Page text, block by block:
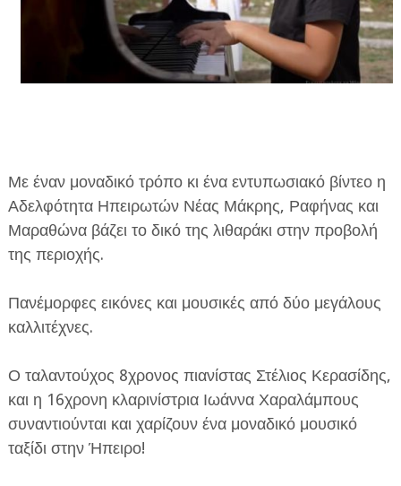
ΥΓΕΙΑ-ΟΜΟΡΦΙΑ
ΠΟΛΙΤΙΣΜΟΣ
ΕΦΗΜΕΡΙΔΑ Η ΠΑΡΓΑ
Με έναν μοναδικό τρόπο κι ένα εντυπωσιακό βίντεο η
Αδελφότητα Ηπειρωτών Νέας Μάκρης, Ραφήνας και
Μαραθώνα βάζει το δικό της λιθαράκι στην προβολή
της περιοχής.
Πανέμορφες εικόνες και μουσικές από δύο μεγάλους
καλλιτέχνες.
Ο ταλαντούχος 8χρονος πιανίστας Στέλιος Κερασίδης,
και η 16χρονη κλαρινίστρια Ιωάννα Χαραλάμπους
συναντιούνται και χαρίζουν ένα μοναδικό μουσικό
ταξίδι στην Ήπειρο!